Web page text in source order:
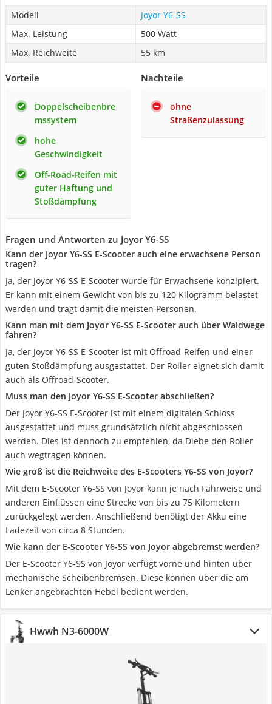
Modell
Joyor ‎Y6-SS
Max. Leistung
500 Watt
Max. Reichweite
55 km
Vorteile
Doppelscheibenbre
mssystem
hohe
Geschwindigkeit
Off-Road-Reifen mit
guter Haftung und
Stoßdämpfung
Nachteile
ohne
Straßenzulassung
Fragen und Antworten zu Joyor ‎Y6-SS
Kann der Joyor ‎Y6-SS E-Scooter auch eine erwachsene Person
tragen?
Ja, der Joyor ‎Y6-SS E-Scooter wurde für Erwachsene konzipiert.
Er kann mit einem Gewicht von bis zu 120 Kilogramm belastet
werden und trägt damit die meisten Personen.
Kann man mit dem Joyor ‎Y6-SS E-Scooter auch über Waldwege
fahren?
Ja, der Joyor ‎Y6-SS E-Scooter ist mit Offroad-Reifen und einer
guten Stoßdämpfung ausgestattet. Der Roller eignet sich damit
auch als Offroad-Scooter.
Muss man den Joyor ‎Y6-SS E-Scooter abschließen?
Der Joyor ‎Y6-SS E-Scooter ist mit einem digitalen Schloss
ausgestattet und muss grundsätzlich nicht abgeschlossen
werden. Dies ist dennoch zu empfehlen, da Diebe den Roller
auch wegtragen können.
Wie groß ist die Reichweite des E-Scooters Y6-SS von Joyor?
Mit dem E-Scooter Y6-SS von Joyor kann je nach Fahrweise und
anderen Einflüssen eine Strecke von bis zu 75 Kilometern
zurückgelegt werden. Anschließend benötigt der Akku eine
Ladezeit von circa 8 Stunden.
Wie kann der E-Scooter Y6-SS von Joyor abgebremst werden?
Der E-Scooter Y6-SS von Joyor verfügt vorne und hinten über
mechanische Scheibenbremsen. Diese können über die am
Lenker angebrachten Hebel bedient werden.
Hwwh ‎N3-6000W